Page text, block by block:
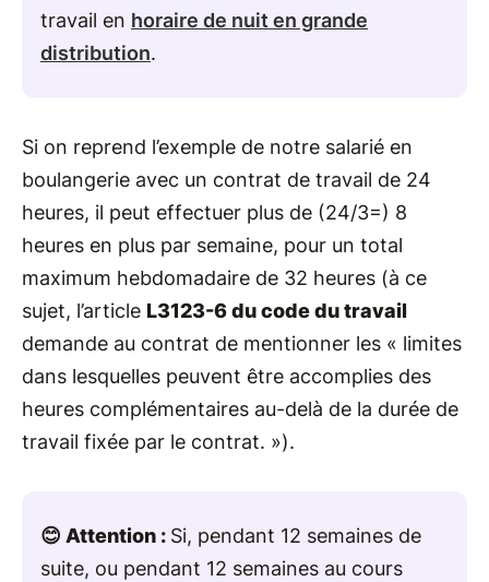
travail en horaire de nuit en grande
distribution.
Si on reprend l’exemple de notre salarié en
boulangerie avec un contrat de travail de 24
heures, il peut effectuer plus de (24/3=) 8
heures en plus par semaine, pour un total
maximum hebdomadaire de 32 heures (à ce
sujet, l’article L3123-6 du code du travail
demande au contrat de mentionner les « limites
dans lesquelles peuvent être accomplies des
heures complémentaires au-delà de la durée de
travail fixée par le contrat. »).
😊 Attention : Si, pendant 12 semaines de
suite, ou pendant 12 semaines au cours